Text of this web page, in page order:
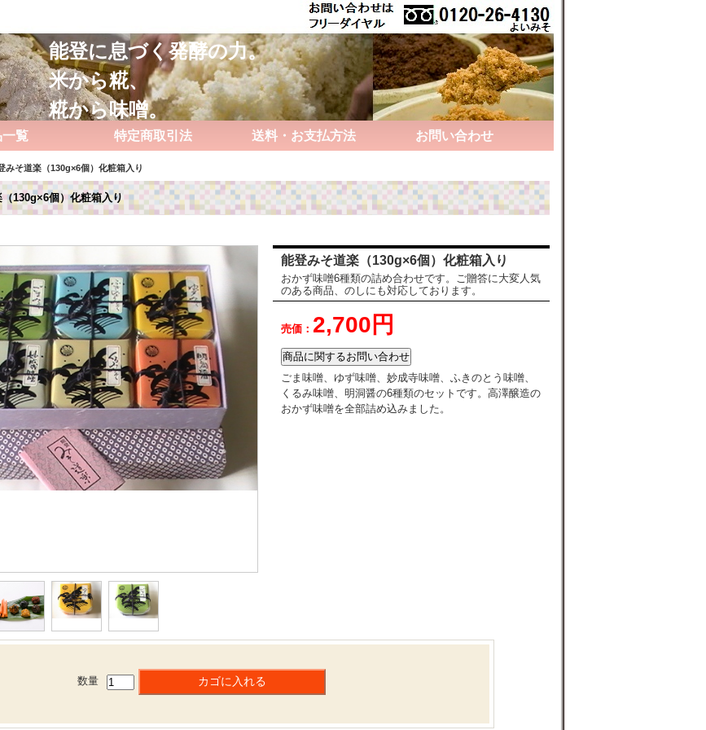
能登に息づく発酵の力。
米から糀、
糀から味噌。
覧 特定商取引法 送料・お支払方法 お問い合わせ
みそ道楽（130g×6個）化粧箱入り
130g×6個）化粧箱入り
能登みそ道楽（130g×6個）化粧箱入り
おかず味噌6種類の詰め合わせです。ご贈答に大変人気
のある商品、のしにも対応しております。
売価： 2,700円
ごま味噌、ゆず味噌、妙成寺味噌、ふきのとう味噌、
くるみ味噌、明洞醤の6種類のセットです。高澤醸造の
おかず味噌を全部詰め込みました。
数量